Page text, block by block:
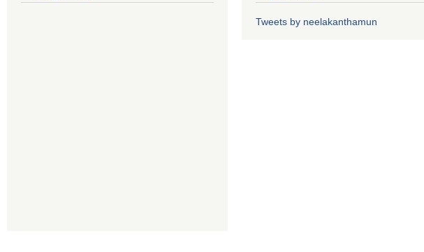
Tweets by neelakanthamun